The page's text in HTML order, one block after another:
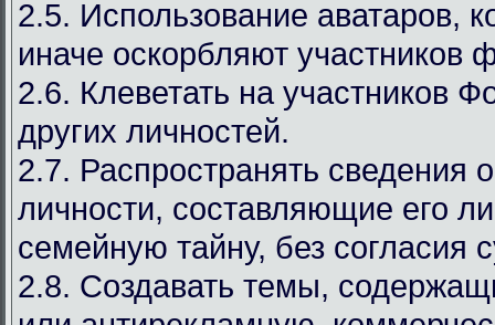
2.5. Использование аватаров,
иначе оскорбляют участников
2.6. Клеветать на участников
других личностей.
2.7. Распространять сведения
личности, составляющие его
семейную тайну, без согласия
2.8. Создавать темы,